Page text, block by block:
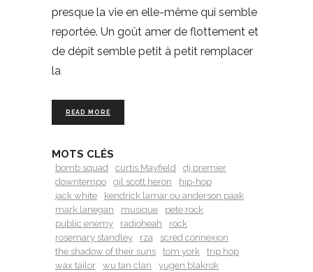
presque la vie en elle-même qui semble
reportée. Un goût amer de flottement et
de dépit semble petit à petit remplacer
la
READ MORE
MOTS CLÉS
bomb squad curtis Mayfield
dj premier
downtempo
gil scott heron
hip-hop
jack white
kendrick lamar ou anderson paak
mark lanegan
musique
pete rock
public enemy
radioheah
rock
rosemary standley
rza
scred connexion
the shadow of their suns
tom york
trip hop
wax tailor
wu tan clan yugen blakrok